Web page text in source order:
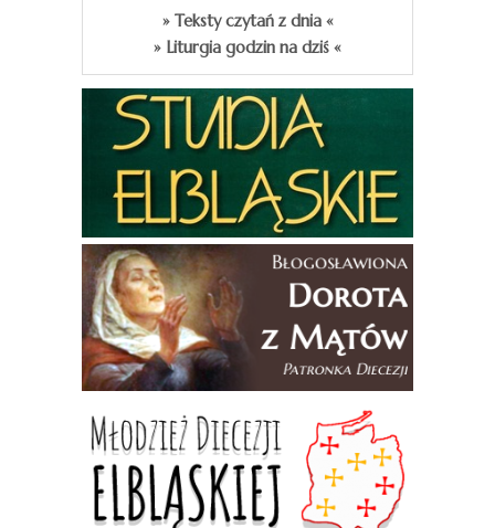
» Teksty czytań z dnia «
» Liturgia godzin na dziś «